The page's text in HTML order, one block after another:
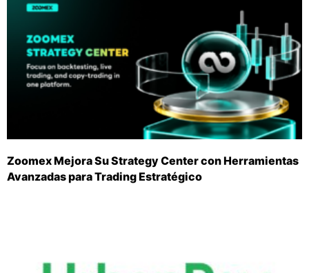
Zoomex Mejora Su Strategy Center con Herramientas
Avanzadas para Trading Estratégico